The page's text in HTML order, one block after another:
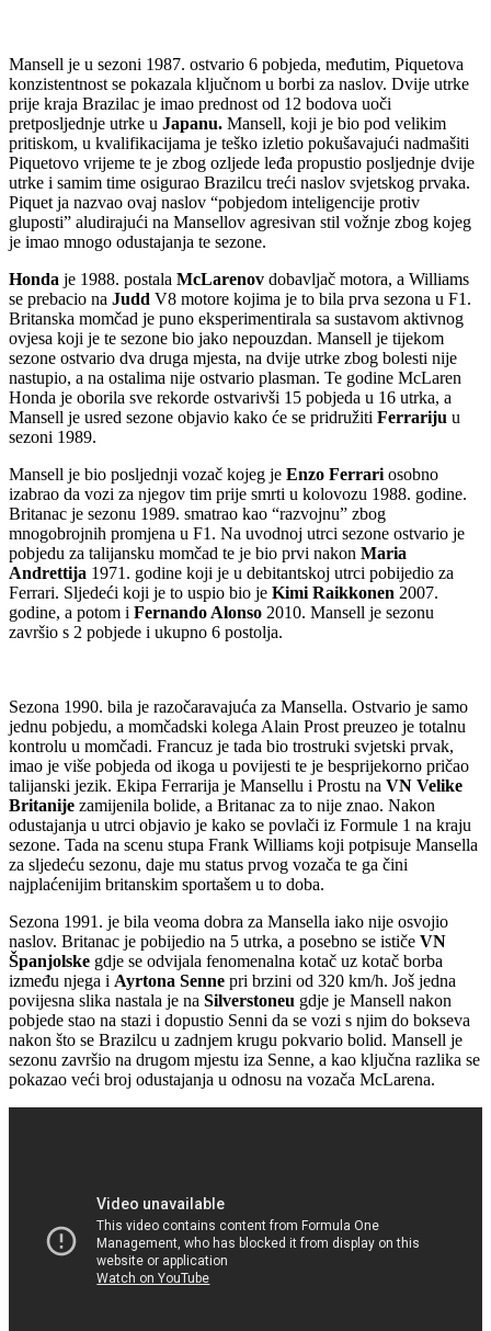
Mansell je u sezoni 1987. ostvario 6 pobjeda, međutim, Piquetova
konzistentnost se pokazala ključnom u borbi za naslov. Dvije utrke
prije kraja Brazilac je imao prednost od 12 bodova uoči
pretposljednje utrke u Japanu. Mansell, koji je bio pod velikim
pritiskom, u kvalifikacijama je teško izletio pokušavajući nadmašiti
Piquetovo vrijeme te je zbog ozljede leđa propustio posljednje dvije
utrke i samim time osigurao Brazilcu treći naslov svjetskog prvaka.
Piquet ja nazvao ovaj naslov “pobjedom inteligencije protiv
gluposti” aludirajući na Mansellov agresivan stil vožnje zbog kojeg
je imao mnogo odustajanja te sezone.
Honda je 1988. postala McLarenov dobavljač motora, a Williams
se prebacio na Judd V8 motore kojima je to bila prva sezona u F1.
Britanska momčad je puno eksperimentirala sa sustavom aktivnog
ovjesa koji je te sezone bio jako nepouzdan. Mansell je tijekom
sezone ostvario dva druga mjesta, na dvije utrke zbog bolesti nije
nastupio, a na ostalima nije ostvario plasman. Te godine McLaren
Honda je oborila sve rekorde ostvarivši 15 pobjeda u 16 utrka, a
Mansell je usred sezone objavio kako će se pridružiti Ferrariju u
sezoni 1989.
Mansell je bio posljednji vozač kojeg je Enzo Ferrari osobno
izabrao da vozi za njegov tim prije smrti u kolovozu 1988. godine.
Britanac je sezonu 1989. smatrao kao “razvojnu” zbog
mnogobrojnih promjena u F1. Na uvodnoj utrci sezone ostvario je
pobjedu za talijansku momčad te je bio prvi nakon Maria
Andrettija 1971. godine koji je u debitantskoj utrci pobijedio za
Ferrari. Sljedeći koji je to uspio bio je Kimi Raikkonen 2007.
godine, a potom i Fernando Alonso 2010. Mansell je sezonu
završio s 2 pobjede i ukupno 6 postolja.
Sezona 1990. bila je razočaravajuća za Mansella. Ostvario je samo
jednu pobjedu, a momčadski kolega Alain Prost preuzeo je totalnu
kontrolu u momčadi. Francuz je tada bio trostruki svjetski prvak,
imao je više pobjeda od ikoga u povijesti te je besprijekorno pričao
talijanski jezik. Ekipa Ferrarija je Mansellu i Prostu na VN Velike
Britanije zamijenila bolide, a Britanac za to nije znao. Nakon
odustajanja u utrci objavio je kako se povlači iz Formule 1 na kraju
sezone. Tada na scenu stupa Frank Williams koji potpisuje Mansella
za sljedeću sezonu, daje mu status prvog vozača te ga čini
najplaćenijim britanskim sportašem u to doba.
Sezona 1991. je bila veoma dobra za Mansella iako nije osvojio
naslov. Britanac je pobijedio na 5 utrka, a posebno se ističe VN
Španjolske gdje se odvijala fenomenalna kotač uz kotač borba
između njega i Ayrtona Senne pri brzini od 320 km/h. Još jedna
povijesna slika nastala je na Silverstoneu gdje je Mansell nakon
pobjede stao na stazi i dopustio Senni da se vozi s njim do bokseva
nakon što se Brazilcu u zadnjem krugu pokvario bolid. Mansell je
sezonu završio na drugom mjestu iza Senne, a kao ključna razlika se
pokazao veći broj odustajanja u odnosu na vozača McLarena.